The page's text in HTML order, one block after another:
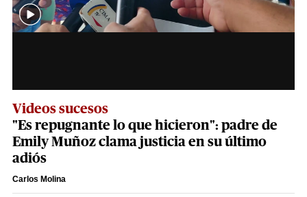
Videos sucesos
"Es repugnante lo que hicieron": padre de
Emily Muñoz clama justicia en su último
adiós
Carlos Molina